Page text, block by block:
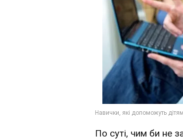
По суті, чим би не